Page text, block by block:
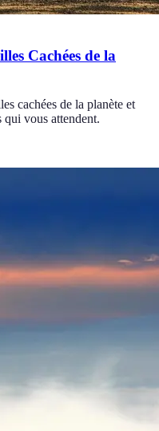
Cachées de la
cachées de la planète et
qui vous attendent.